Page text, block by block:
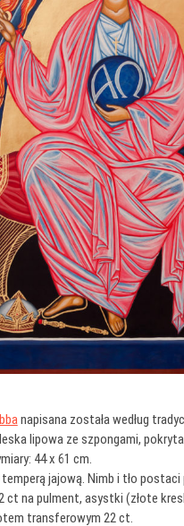
napisana została według
lipowa ze szpongami,
44 x 61 cm.
jajową. Nimb i tło postaci
ct na pulment, asystki (złote
transferowym 22 ct.